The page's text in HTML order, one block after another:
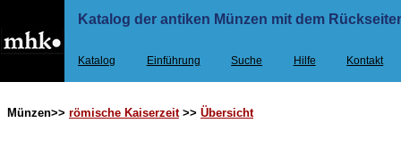
Katalog der antiken Münzen mit dem
Katalog Einführung Suche Hilfe Kontakt
Münzen>> römische Kaiserzeit>> Übersicht